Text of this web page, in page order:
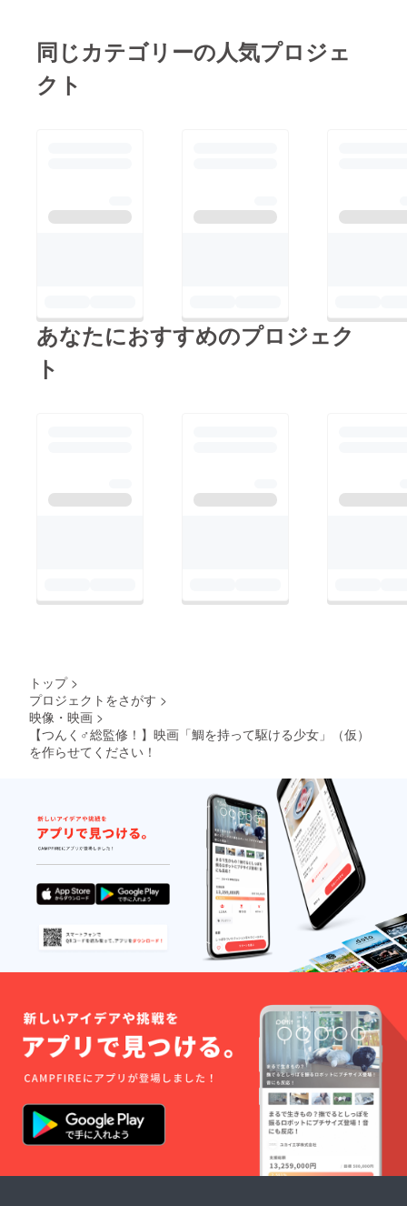
がありましたら、運営
までお問い合わせくだ
定など急ピッチで進め
ますので、もうしばら
なっております。引き
同じカテゴリーの人気プロジェ
クト
あなたにおすすめのプロジェク
ト
トップ >
プロジェクトをさがす >
映像・映画 >
【つんく♂総監修！】映画「鯛を持って駆ける少女」（仮）
を作らせてください！